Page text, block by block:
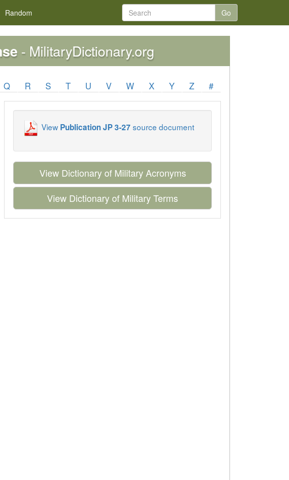
Random Go
- MilitaryDictionary.org
Q R S T U V W X Y Z #
View Publication JP 3-27source document
View Dictionary of Military Acronyms
View Dictionary of Military Terms